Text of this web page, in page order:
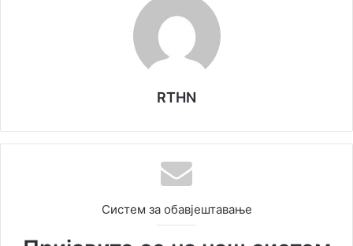
RTHN
Систем за обавјештавање